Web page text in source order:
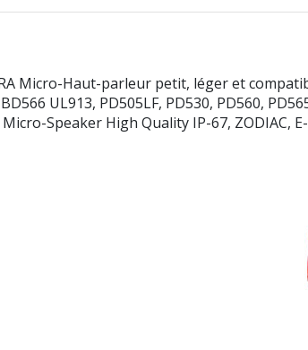
Micro-Haut-parleur petit, léger et
UL913, PD505LF, PD530, PD560,
Speaker High Quality IP-67, ZODIAC,